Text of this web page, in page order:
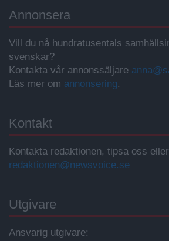
Annonsera
Vill du nå hundratusentals
svenskar?
Kontakta vår annonssäljare
Läs mer om annonsering.
Kontakt
Kontakta redaktionen, tipsa oss
redaktionen@newsvoice.se
Utgivare
Ansvarig utgivare: